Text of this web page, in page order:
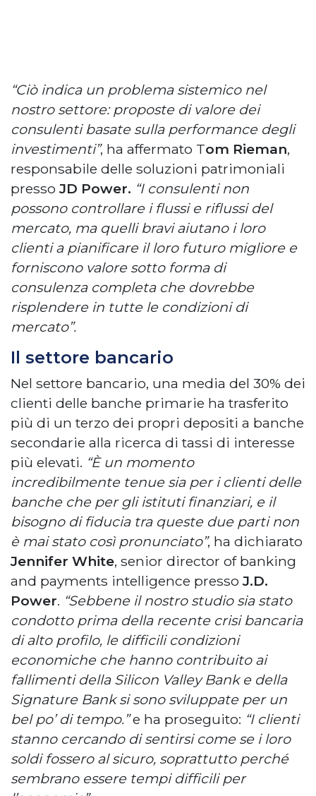
“Ciò indica un problema sistemico nel
nostro settore: proposte di valore dei
consulenti basate sulla performance degli
investimenti”, ha affermato Tom Rieman,
responsabile delle soluzioni patrimoniali
pressoJD Power. “I consulenti non
possono controllare i flussi e riflussi del
mercato, ma quelli bravi aiutano i loro
clienti a pianificare il loro futuro migliore e
forniscono valore sotto forma di
consulenza completa che dovrebbe
risplendere in tutte le condizioni di
mercato”.
Il settore bancario
Nel settore bancario, una media del 30% dei
clienti delle banche primarie ha trasferito
più di un terzo dei propri depositi a banche
secondarie alla ricerca di tassi di interesse
più elevati. “È un momento
incredibilmente tenue sia per i clienti delle
banche che per gli istituti finanziari, e il
bisogno di fiducia tra queste due parti non
è mai stato così pronunciato”, ha dichiarato
Jennifer White, senior director of banking
and payments intelligence pressoJ.D.
Power. “Sebbene il nostro studio sia stato
condotto prima della recente crisi bancaria
di alto profilo, le difficili condizioni
economiche che hanno contribuito ai
fallimenti della Silicon Valley Bank e della
Signature Bank si sono sviluppate per un
bel po’ di tempo.”e ha proseguito: “I clienti
stanno cercando di sentirsi come se i loro
soldi fossero al sicuro, soprattutto perché
sembrano essere tempi difficili per